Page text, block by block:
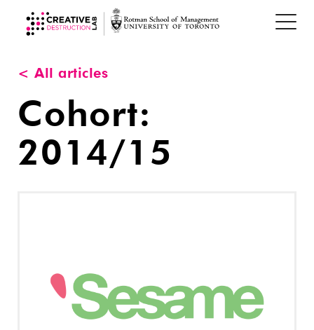
< All articles
Cohort:
2014/15